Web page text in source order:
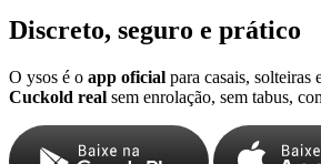
Discreto, seguro e prático
O ysos é o app oficial para casais, solteiras
Cuckold real sem enrolação, sem tabus,